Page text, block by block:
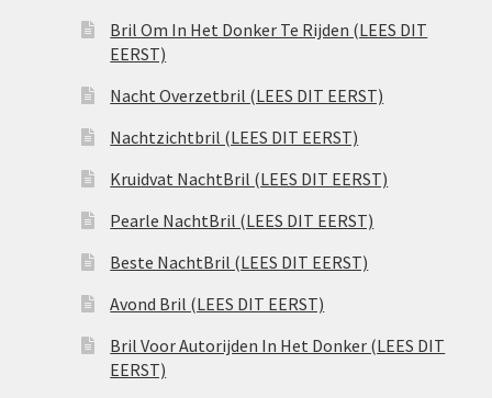
Bril Om In Het Donker Te Rijden (LEES DIT
EERST)
Nacht Overzetbril (LEES DIT EERST)
Nachtzichtbril (LEES DIT EERST)
Kruidvat NachtBril (LEES DIT EERST)
Pearle NachtBril (LEES DIT EERST)
Beste NachtBril (LEES DIT EERST)
Avond Bril (LEES DIT EERST)
Bril Voor Autorijden In Het Donker (LEES DIT
EERST)